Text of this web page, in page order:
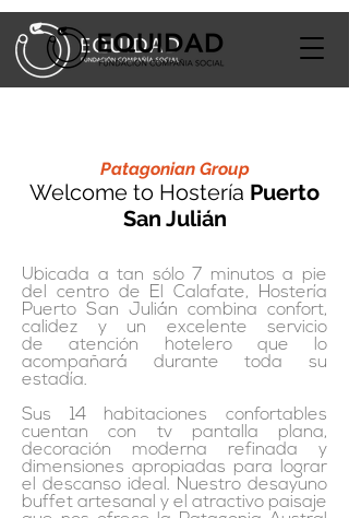
Patagonian Group
Welcome to Hostería Puerto
San Julián
Ubicada a tan sólo 7 minutos a pie
del centro de El Calafate, Hostería
Puerto San Julián combina confort,
calidez y un excelente servicio
de atención hotelero que lo
acompañará durante toda su
estadía.
Sus 14 habitaciones confortables
cuentan con tv pantalla plana,
decoración moderna refinada y
dimensiones apropiadas para lograr
el descanso ideal. Nuestro desayuno
buffet artesanal y el atractivo paisaje